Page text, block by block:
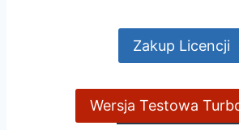
Zakup Licencji
Wersja Testowa